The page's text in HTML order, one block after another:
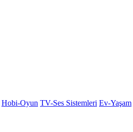
Hobi-Oyun TV-Ses Sistemleri Ev-Yaşam